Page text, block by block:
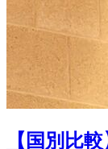
【国別比